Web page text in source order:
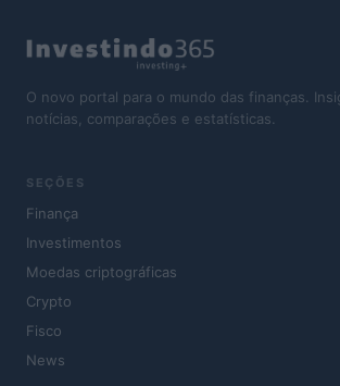
O novo portal para o mundo das finanças.
notícias, comparações e estatísticas.
SEÇÕES
Finança
Investimentos
Moedas criptográficas
Crypto
Fisco
News